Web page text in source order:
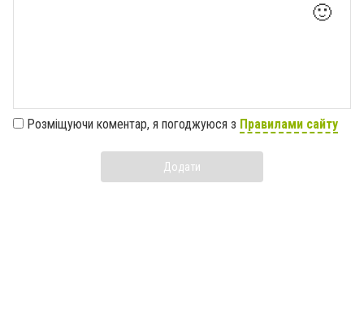
🙂
Розміщуючи коментар, я погоджуюся з Правилами сайту
Додати